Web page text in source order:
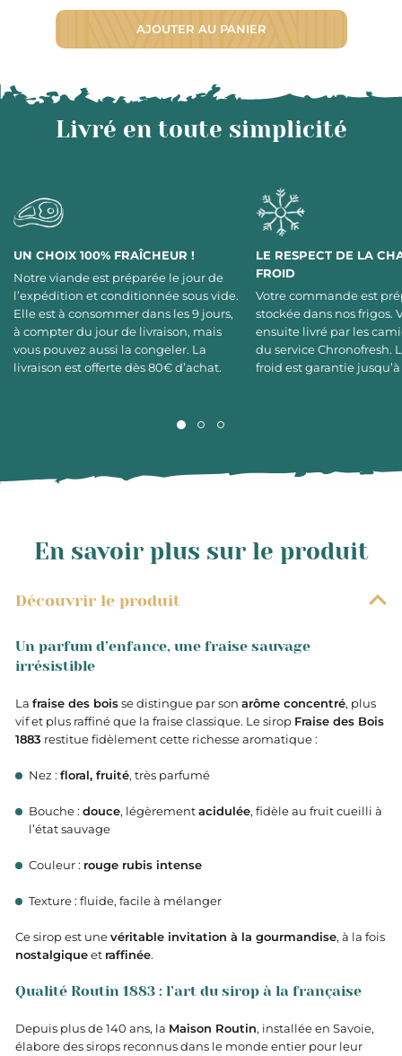
AJOUTER AU PANIER
Livré en toute simplicité
UN CHOIX 100% FRAÎCHEUR !
Notre viande est préparée le jour de
l’expédition et conditionnée sous vide.
Elle est à consommer dans les 9 jours,
à compter du jour de livraison, mais
vous pouvez aussi la congeler. La
livraison est offerte dès 80€ d’achat.
LE RESPECT DE LA
FROID
Votre commande est
stockée dans nos frigos.
ensuite livré par les
du service Chronofresh.
froid est garantie
En savoir plus sur le produit
Découvrir le produit
Un parfum d’enfance, une fraise sauvage
irrésistible
La fraise des boisse distingue par son arôme concentré, plus
vif et plus raffiné que la fraise classique. Le sirop Fraise des Bois
1883 restitue fidèlement cette richesse aromatique :
Nez : floral, fruité, très parfumé
Bouche : douce, légèrementacidulée, fidèle au fruit cueilli à
l’état sauvage
Couleur : rouge rubis intense
Texture : fluide, facile à mélanger
Ce sirop est unevéritable invitation à la gourmandise, à la fois
nostalgiqueet raffinée.
Qualité Routin 1883 : l’art du sirop à la française
Depuis plus de 140 ans, la Maison Routin, installée en Savoie,
élabore des sirops reconnus dans le monde entier pour leur